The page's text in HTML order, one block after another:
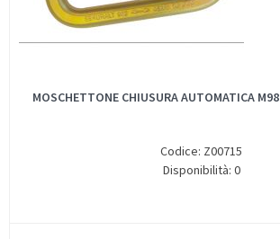
MOSCHETTONE CHIUSURA AUTOMATICA
Codice: Z00715
Disponibilità: 0